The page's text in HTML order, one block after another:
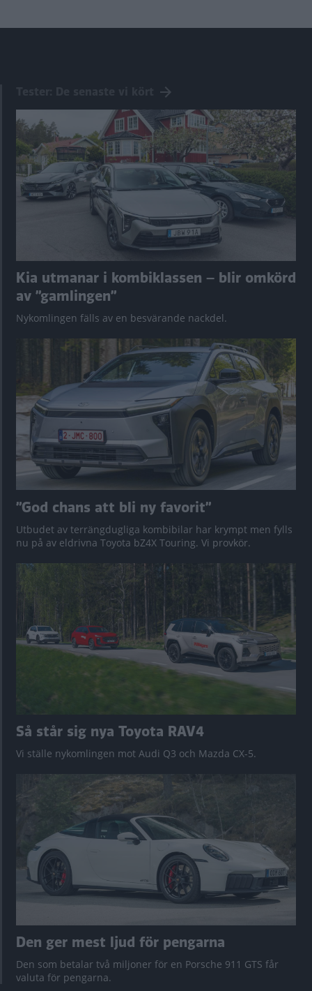
Kia utmanar i kombiklassen – blir omkörd
av ”gamlingen”
Nykomlingen fälls av en besvärande nackdel.
”God chans att bli ny favorit”
Utbudet av terrängdugliga kombibilar har krympt men fylls
nu på av eldrivna Toyota bZ4X Touring. Vi provkör.
Så står sig nya Toyota RAV4
Vi ställe nykomlingen mot Audi Q3 och Mazda CX-5.
Den ger mest ljud för pengarna
Den som betalar två miljoner för en Porsche 911 GTS får
valuta för pengarna.